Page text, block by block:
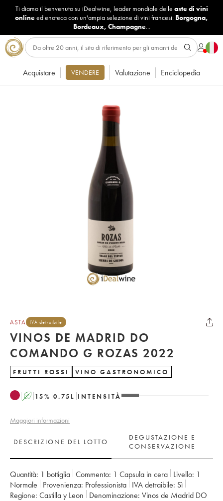
Ti diamo il benvenuto su iDealwine, leader mondiale delle aste di vini
onlineed enoteca con un'ampia selezione di vini francesi: Borgogna,
Bordeaux, Champagne...
Acquistare VENDERE Valutazione Enciclopedia
ASTA IVA detraibile
VINOS DE MADRID DO
COMANDO G ROZAS 2022
FRUTTI ROSSI VINO GASTRONOMICO
A 15% 0.75 L INTENSITÀ
Maggiori informazioni
DESCRIZIONE DEL LOTTO
DEGUSTAZIONE E
CONSERVAZIONE
Quantità: 1 bottiglia Commento: 1 Capsula in cera Livello: 1
Normale
Provenienza: professionista IVA detraibile:
sì
Regione:
Castilla y Leon Denominazione: Vinos de Madrid DO